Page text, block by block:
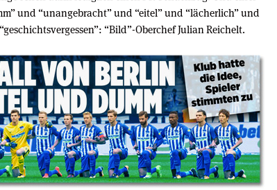
und “unangebracht” und “eitel” und “lächerlich” und
“Bild”-Oberchef Julian Reichelt.